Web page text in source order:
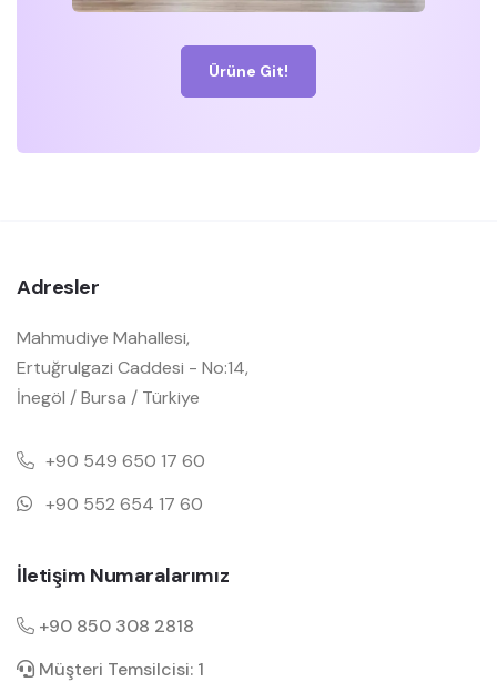
Ürüne Git!
Adresler
Mahmudiye Mahallesi,
Ertuğrulgazi Caddesi - No:14,
İnegöl / Bursa / Türkiye
+90 549 650 17 60
+90 552 654 17 60
İletişim Numaralarımız
+90 850 308 2818
Müşteri Temsilcisi: 1